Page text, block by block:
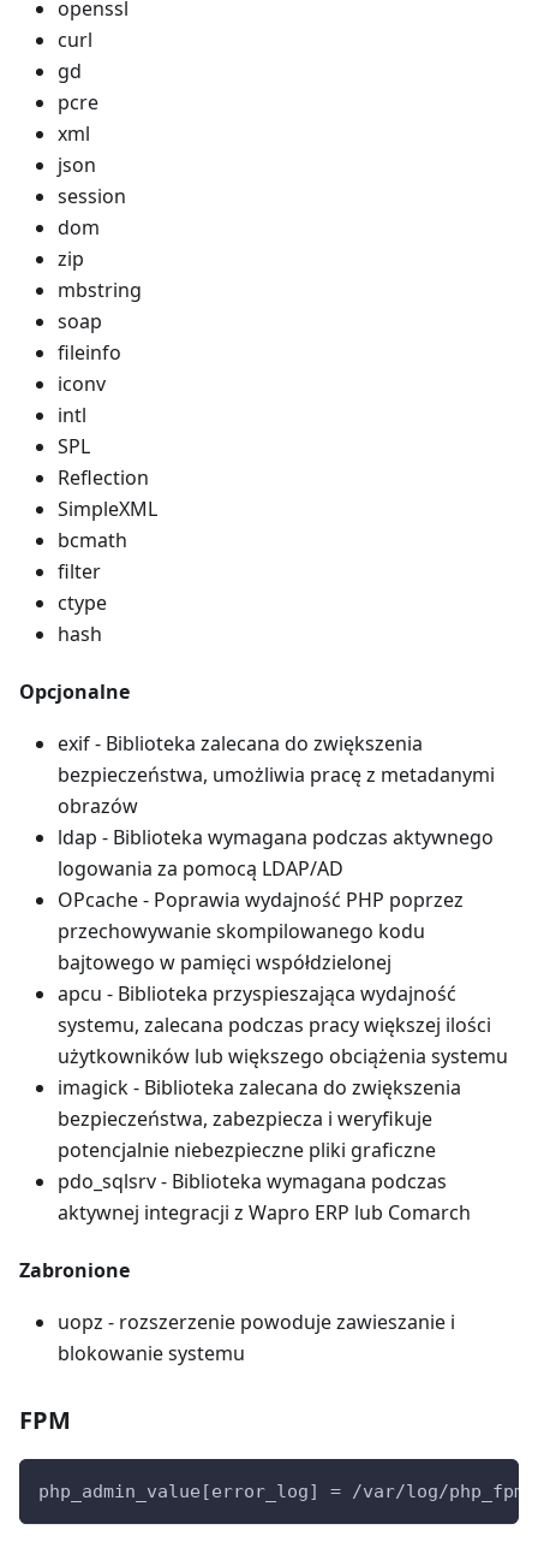
openssl
curl
gd
pcre
xml
json
session
dom
zip
mbstring
soap
fileinfo
iconv
intl
SPL
Reflection
SimpleXML
bcmath
filter
ctype
hash
Opcjonalne
exif - Biblioteka zalecana do zwiększenia
bezpieczeństwa, umożliwia pracę z metadanymi
obrazów
ldap - Biblioteka wymagana podczas aktywnego
logowania za pomocą LDAP/AD
OPcache - Poprawia wydajność PHP poprzez
przechowywanie skompilowanego kodu
bajtowego w pamięci współdzielonej
apcu - Biblioteka przyspieszająca wydajność
systemu, zalecana podczas pracy większej ilości
użytkowników lub większego obciążenia systemu
imagick - Biblioteka zalecana do zwiększenia
bezpieczeństwa, zabezpiecza i weryfikuje
potencjalnie niebezpieczne pliki graficzne
pdo_sqlsrv - Biblioteka wymagana podczas
aktywnej integracji z Wapro ERP lub Comarch
Zabronione
uopz - rozszerzenie powoduje zawieszanie i
blokowanie systemu
FPM
php_admin_value[error_log] = /var/log/